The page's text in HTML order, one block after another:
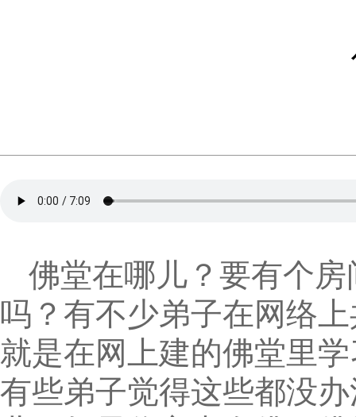
佛堂在哪儿？要有个
吗？有不少弟子在网络
就是在网上建的佛堂里
有些弟子觉得这些都没